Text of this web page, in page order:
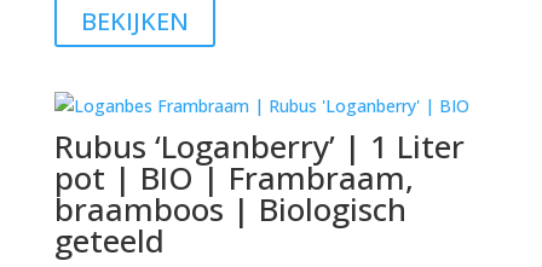
BEKIJKEN
Rubus ‘Loganberry’ | 1 Liter
pot | BIO | Frambraam,
braamboos | Biologisch
geteeld